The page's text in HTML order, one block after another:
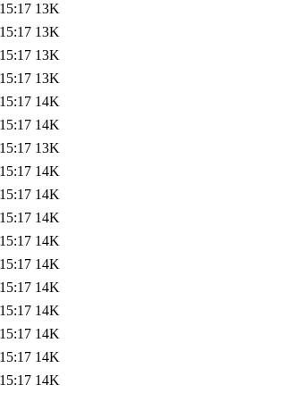
13K
13K
13K
13K
14K
14K
13K
14K
14K
14K
14K
14K
14K
14K
14K
14K
14K